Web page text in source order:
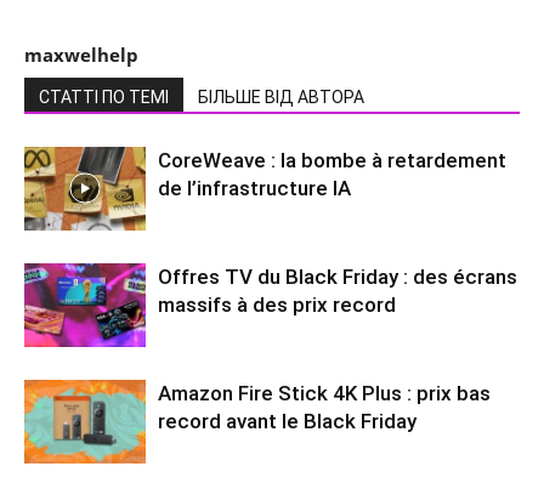
maxwelhelp
СТАТТІ ПО ТЕМІ БІЛЬШЕ ВІД АВТОРА
CoreWeave : la bombe à retardement
de l’infrastructure IA
Offres TV du Black Friday : des écrans
massifs à des prix record
Amazon Fire Stick 4K Plus : prix bas
record avant le Black Friday